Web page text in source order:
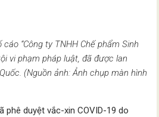
“Công ty TNHH Chế phẩm Sinh
vi phạm pháp luật, đã được lan
(Nguồn ảnh: Ảnh chụp màn hình
phê duyệt vắc-xin COVID-19 do